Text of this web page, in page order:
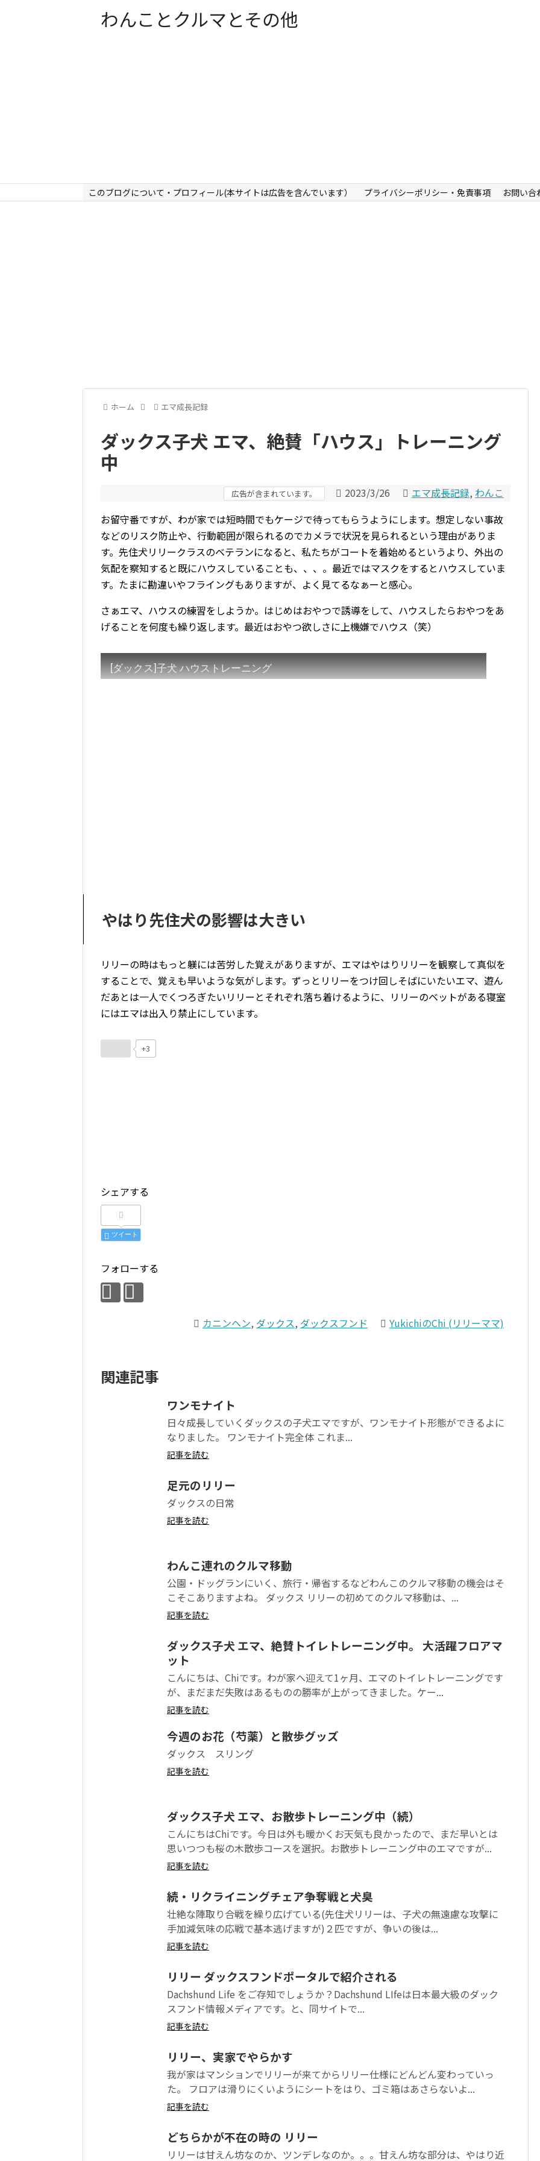
わんことクルマとその他
このブログについて・プロフィール(本サイトは広告を含んでいます） プライバシーポリシー・免責事項 お問い合
ホーム エマ成長記録
ダックス子犬 エマ、絶賛「ハウス」トレーニング
中
広告が含まれています。 2023/3/26 エマ成長記録, わんこ
お留守番ですが、わが家では短時間でもケージで待ってもらうようにします。想定しない事故
などのリスク防止や、行動範囲が限られるのでカメラで状況を見られるという理由がありま
す。先住犬リリークラスのベテランになると、私たちがコートを着始めるというより、外出の
気配を察知すると既にハウスしていることも、、、。最近ではマスクをするとハウスしていま
す。たまに勘違いやフライングもありますが、よく見てるなぁーと感心。
さぁエマ、ハウスの練習をしようか。はじめはおやつで誘導をして、ハウスしたらおやつをあ
げることを何度も繰り返します。最近はおやつ欲しさに上機嫌でハウス（笑）
[ダックス]子犬 ハウストレーニング
やはり先住犬の影響は大きい
リリーの時はもっと躾には苦労した覚えがありますが、エマはやはりリリーを観察して真似を
することで、覚えも早いような気がします。ずっとリリーをつけ回しそばにいたいエマ、遊ん
だあとは一人でくつろぎたいリリーとそれぞれ落ち着けるように、リリーのベットがある寝室
にはエマは出入り禁止にしています。
+3
シェアする
ツイート
フォローする
カニンヘン, ダックス, ダックスフンド YukichiのChi (リリーママ)
関連記事
ワンモナイト
日々成長していくダックスの子犬エマですが、ワンモナイト形態ができるよに
なりました。 ワンモナイト完全体 これま...
記事を読む
足元のリリー
ダックスの日常
記事を読む
わんこ連れのクルマ移動
公園・ドッグランにいく、旅行・帰省するなどわんこのクルマ移動の機会はそ
こそこありますよね。 ダックス リリーの初めてのクルマ移動は、...
記事を読む
ダックス子犬 エマ、絶賛トイレトレーニング中。 大活躍フロアマ
ット
こんにちは、Chiです。わが家へ迎えて1ヶ月、エマのトイレトレーニングです
が、まだまだ失敗はあるものの勝率が上がってきました。ケー...
記事を読む
今週のお花（芍薬）と散歩グッズ
ダックス スリング
記事を読む
ダックス子犬 エマ、お散歩トレーニング中（続）
こんにちはChiです。今日は外も暖かくお天気も良かったので、まだ早いとは
思いつつも桜の木散歩コースを選択。お散歩トレーニング中のエマですが...
記事を読む
続・リクライニングチェア争奪戦と犬臭
壮絶な陣取り合戦を繰り広げている(先住犬リリーは、子犬の無遠慮な攻撃に
手加減気味の応戦で基本逃げますが)２匹ですが、争いの後は...
記事を読む
リリー ダックスフンドポータルで紹介される
Dachshund Life をご存知でしょうか？Dachshund LIfeは日本最大級のダック
スフンド情報メディアです。と、同サイトで...
記事を読む
リリー、実家でやらかす
我が家はマンションでリリーが来てからリリー仕様にどんどん変わっていっ
た。 フロアは滑りにくいようにシートをはり、ゴミ箱はあさらないよ...
記事を読む
どちらかが不在の時の リリー
リリーは甘えん坊なのか、ツンデレなのか。。。甘えん坊な部分は、やはり近